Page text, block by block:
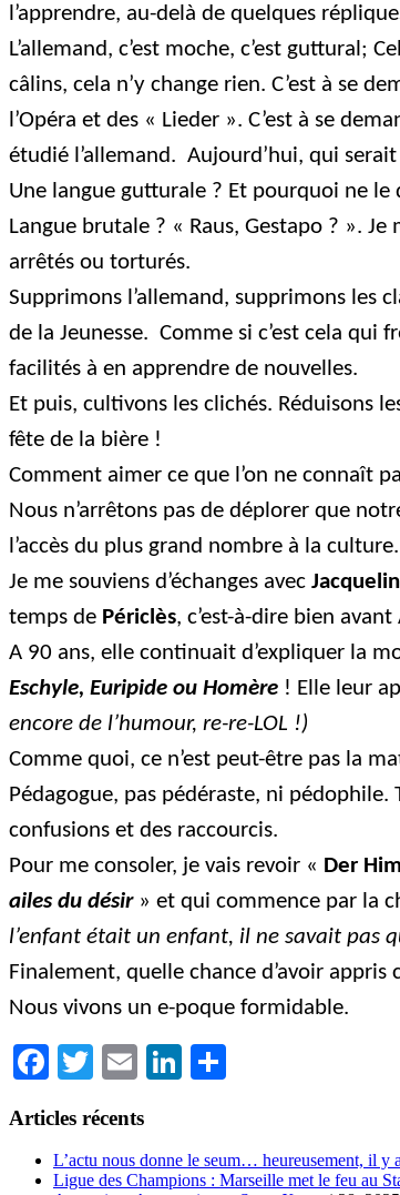
l’apprendre, au-delà de quelques
L’allemand, c’est moche, c’est guttural;
câlins, cela n’y change rien. C’est à se
l’Opéra et des « Lieder ». C’est à se
étudié l’allemand. Aujourd’hui, qui
Une langue gutturale ? Et pourquoi ne le
Langue brutale ? « Raus, Gestapo ? ».
arrêtés ou torturés.
Supprimons l’allemand, supprimons les
de la Jeunesse. Comme si c’est cela qui
facilités à en apprendre de nouvelles.
Et puis, cultivons les clichés. Réduisons
fête de la bière !
Comment aimer ce que l’on ne connaît
Nous n’arrêtons pas de déplorer que
l’accès du plus grand nombre à la
Je me souviens d’échanges avec
temps de Périclès, c’est-à-dire bien
A 90 ans, elle continuait d’expliquer la
Eschyle, Euripide ou Homère ! Elle leur
encore de l’humour, re-re-LOL !)
Comme quoi, ce n’est peut-être pas la
Pédagogue, pas pédéraste, ni
confusions et des raccourcis.
Pour me consoler, je vais revoir « Der
ailes du désir » et qui commence par la
l’enfant était un enfant, il ne savait pas
Finalement, quelle chance d’avoir
Nous vivons un e-poque formidable.
Facebook
TwitterEmailLinkedIn
Articles récents
L’actu nous donne le seum… heureusement, il
Ligue des Champions : Marseille met le feu au